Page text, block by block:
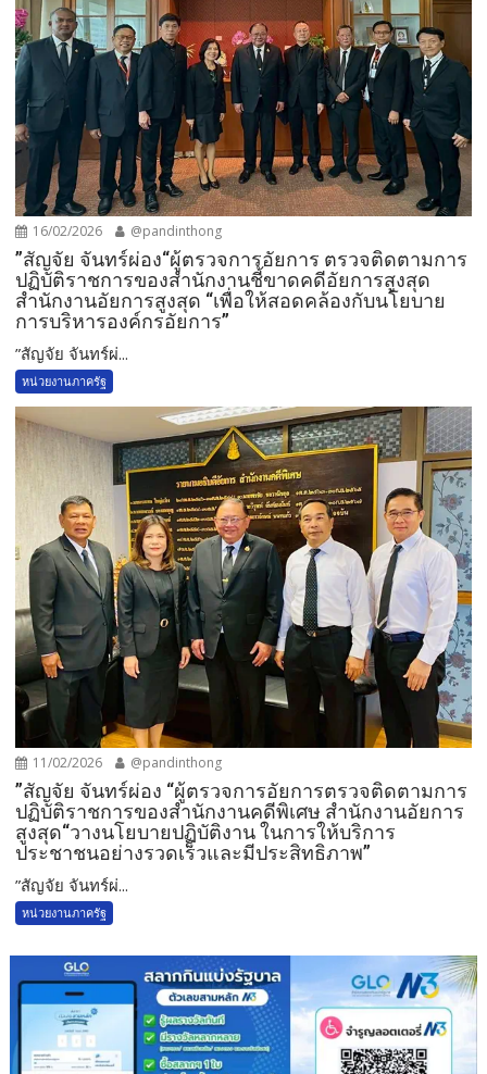
16/02/2026 @pandinthong
”สัญจัย จันทร์ผ่อง“ผู้ตรวจการอัยการ ตรวจติดตามการ
ปฏิบัติราชการของสำนักงานชี้ขาดคดีอัยการสูงสุด
สำนักงานอัยการสูงสุด “เพื่อให้สอดคล้องกับนโยบาย
การบริหารองค์กรอัยการ”
”สัญจัย จันทร์ผ่...
หน่วยงานภาครัฐ
11/02/2026 @pandinthong
”สัญจัย จันทร์ผ่อง “ผู้ตรวจการอัยการตรวจติดตามการ
ปฏิบัติราชการของสำนักงานคดีพิเศษ สำนักงานอัยการ
สูงสุด“วางนโยบายปฏิบัติงาน ในการให้บริการ
ประชาชนอย่างรวดเร็วและมีประสิทธิภาพ”
”สัญจัย จันทร์ผ่...
หน่วยงานภาครัฐ